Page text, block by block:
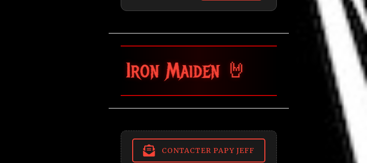
🤘 Iron Maiden 🤘
CONTACTER PAPY JEFF